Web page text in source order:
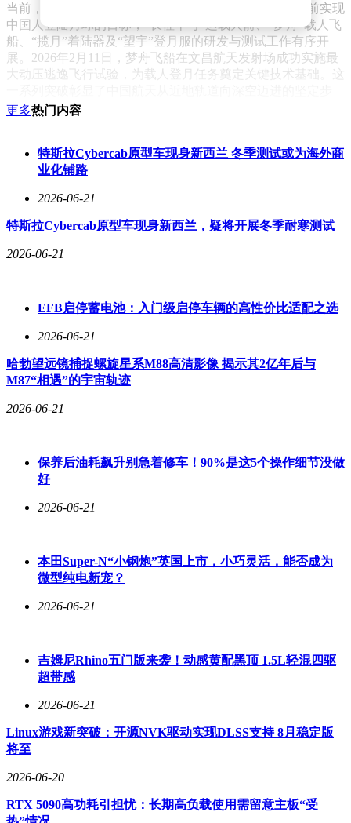
当前，中国载人月球探测工程正稳步推进。面向2030年前实现
中国人登陆月球的目标，“长征十号”运载火箭、“梦舟”载人飞
船、“揽月”着陆器及“望宇”登月服的研发与测试工作有序开
展。2026年2月11日，梦舟飞船在文昌航天发射场成功实施最
大动压逃逸飞行试验，为载人登月任务奠定关键技术基础。这
伐。
计划的实施，人类探索太空的脚步从未停歇。中国正以和平利
用太空为宗旨，为全球航天事业贡献智慧与力量，书写着属于
更多热门内容
特斯拉Cybercab原型车现身新西兰 冬季测试或为海外商
业化铺路
2026-06-21
特斯拉Cybercab原型车现身新西兰，疑将开展冬季耐寒测试
2026-06-21
EFB启停蓄电池：入门级启停车辆的高性价比适配之选
2026-06-21
哈勃望远镜捕捉螺旋星系M88高清影像 揭示其2亿年后与
M87“相遇”的宇宙轨迹
2026-06-21
保养后油耗飙升别急着修车！90%是这5个操作细节没做
好
2026-06-21
本田Super-N“小钢炮”英国上市，小巧灵活，能否成为
微型纯电新宠？
2026-06-21
吉姆尼Rhino五门版来袭！动感黄配黑顶 1.5L轻混四驱
超带感
2026-06-21
Linux游戏新突破：开源NVK驱动实现DLSS支持 8月稳定版
将至
2026-06-20
RTX 5090高功耗引担忧：长期高负载使用需留意主板“受